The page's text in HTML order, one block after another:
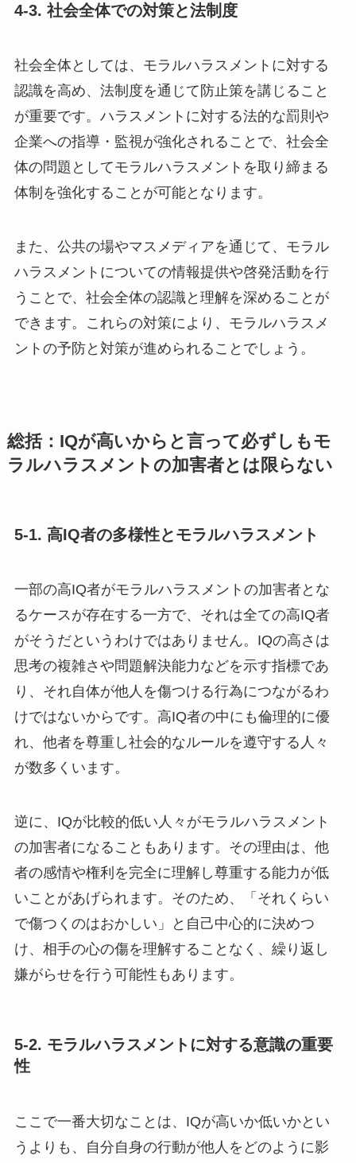
4-3. 社会全体での対策と法制度
社会全体としては、モラルハラスメントに対する
認識を高め、法制度を通じて防止策を講じること
が重要です。ハラスメントに対する法的な罰則や
企業への指導・監視が強化されることで、社会全
体の問題としてモラルハラスメントを取り締まる
体制を強化することが可能となります。
また、公共の場やマスメディアを通じて、モラル
ハラスメントについての情報提供や啓発活動を行
うことで、社会全体の認識と理解を深めることが
できます。これらの対策により、モラルハラスメ
ントの予防と対策が進められることでしょう。
総括：IQが高いからと言って必ずしもモ
ラルハラスメントの加害者とは限らない
5-1. 高IQ者の多様性とモラルハラスメント
一部の高IQ者がモラルハラスメントの加害者とな
るケースが存在する一方で、それは全ての高IQ者
がそうだというわけではありません。IQの高さは
思考の複雑さや問題解決能力などを示す指標であ
り、それ自体が他人を傷つける行為につながるわ
けではないからです。高IQ者の中にも倫理的に優
れ、他者を尊重し社会的なルールを遵守する人々
が数多くいます。
逆に、IQが比較的低い人々がモラルハラスメント
の加害者になることもあります。その理由は、他
者の感情や権利を完全に理解し尊重する能力が低
いことがあげられます。そのため、「それくらい
で傷つくのはおかしい」と自己中心的に決めつ
け、相手の心の傷を理解することなく、繰り返し
嫌がらせを行う可能性もあります。
5-2. モラルハラスメントに対する意識の重要
性
ここで一番大切なことは、IQが高いか低いかとい
うよりも、自分自身の行動が他人をどのように影